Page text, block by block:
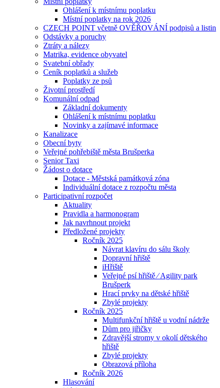
Ohlášení k místnímu poplatku
Místní poplatky na rok 2026
CZECH POINT včetně OVĚŘOVÁNÍ podpisů a listin
Odstávky a poruchy
Ztráty a nálezy
Matrika, evidence obyvatel
Svatební obřady
Ceník poplatků a služeb
Poplatky ze psů
Životní prostředí
Komunální odpad
Základní dokumenty
Ohlášení k místnímu poplatku
Novinky a zajímavé informace
Kanalizace
Obecní byty
Veřejné pohřebiště města Brušperka
Senior Taxi
Žádost o dotace
Dotace - Městská památková zóna
Individuální dotace z rozpočtu města
Participativní rozpočet
Aktuality
Pravidla a harmonogram
Jak navrhnout projekt
Předložené projekty
Ročník 2025
Návrat klavíru do sálu školy
Dopravní hřiště
iHřiště
Veřejné psí hřiště ⁄ Agility park
Brušperk
Hrací prvky na dětské hřiště
Zbylé projekty
Ročník 2025
Multifunkční hřiště u vodní nádrže
Dům pro jiřičky
Zdravější stromy v okolí dětského
hřiště
Zbylé projekty
Obrazová příloha
Ročník 2026
Hlasování